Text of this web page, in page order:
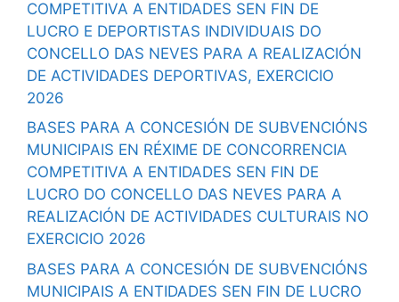
COMPETITIVA A ENTIDADES SEN FIN DE
LUCRO E DEPORTISTAS INDIVIDUAIS DO
CONCELLO DAS NEVES PARA A REALIZACIÓN
DE ACTIVIDADES DEPORTIVAS, EXERCICIO
2026
BASES PARA A CONCESIÓN DE SUBVENCIÓNS
MUNICIPAIS EN RÉXIME DE CONCORRENCIA
COMPETITIVA A ENTIDADES SEN FIN DE
LUCRO DO CONCELLO DAS NEVES PARA A
REALIZACIÓN DE ACTIVIDADES CULTURAIS NO
EXERCICIO 2026
BASES PARA A CONCESIÓN DE SUBVENCIÓNS
MUNICIPAIS A ENTIDADES SEN FIN DE LUCRO